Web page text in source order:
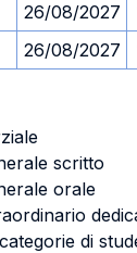
26/08/2027
26/08/2027
scritto
orale
di